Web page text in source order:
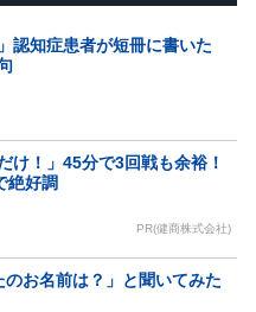
認知症患者が短冊に書いた
け！」45分で3回戦も余裕！
絶好調
PR(健商株式会社)
お名前は？」と聞いてみた